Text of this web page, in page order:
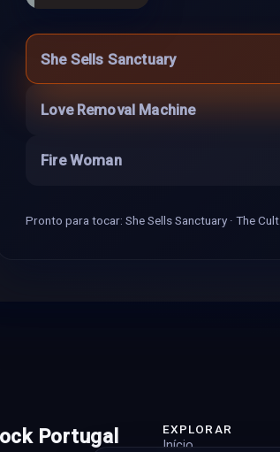
She Sells Sanctuary
Love Removal Machine
Fire Woman
Pronto para tocar: She Sells Sanctuary · The Cult.
Portugal EXPLORAR
Início